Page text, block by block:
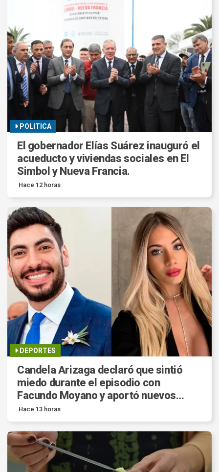
POLITICA
El gobernador Elías Suárez inauguró el
acueducto y viviendas sociales en El
Simbol y Nueva Francia.
Hace 12 horas
DEPORTES
Candela Arizaga declaró que sintió
miedo durante el episodio con
Facundo Moyano y aportó nuevos
datos a la investigación.
Hace 13 horas